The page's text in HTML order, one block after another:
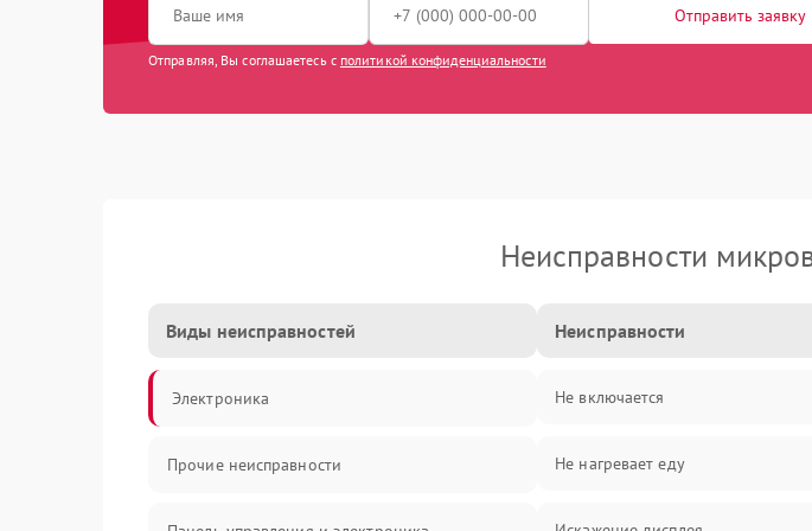
Отправить
Отправляя, Вы соглашаетесь с политикой конфиденциальности
Неисправности
Виды неисправностей
Электроника
Прочие неисправности
Неисправности
Не включается
Не нагревает еду